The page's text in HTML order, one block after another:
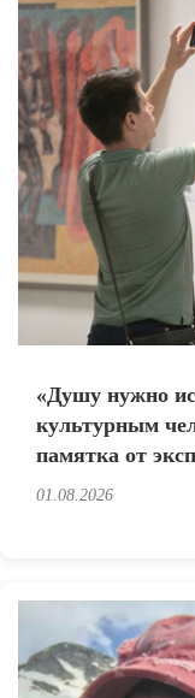
«Душу нужно
культурным
памятка от
01.08.2026